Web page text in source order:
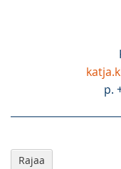
p.
Rajaa